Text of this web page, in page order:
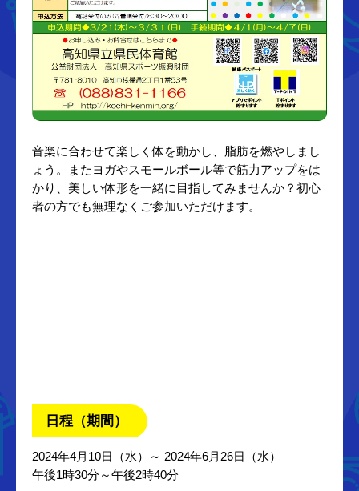
音楽に合わせて楽しく体を動かし、脂肪を燃やしまし
ょう。またヨガやスモールボール等で筋力アップをは
かり、美しい体形を一緒に目指してみませんか？初心
者の方でも無理なくご参加いただけます。
日程（期間）
2024年4月10日（水）～ 2024年6月26日（水）
午後1時30分～午後2時40分